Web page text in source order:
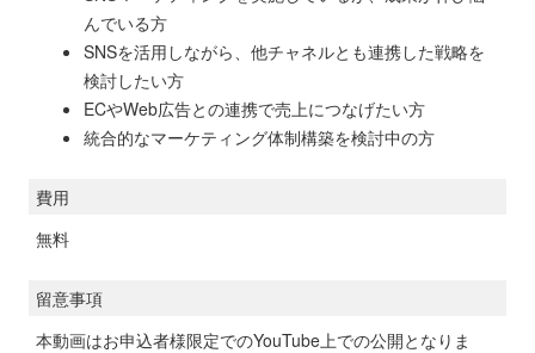
んでいる方
SNSを活用しながら、他チャネルとも連携した戦略を
検討したい方
ECやWeb広告との連携で売上につなげたい方
統合的なマーケティング体制構築を検討中の方
費用
無料
留意事項
本動画はお申込者様限定でのYouTube上での公開となりま